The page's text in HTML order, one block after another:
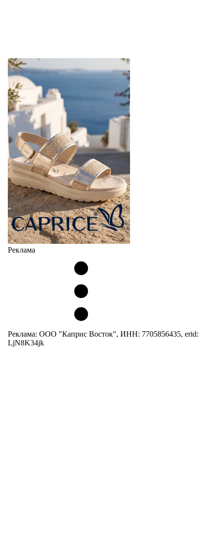
Реклама
Реклама: ООО "Каприс Восток", ИНН: 7705856435, erid:
LjN8K34jk